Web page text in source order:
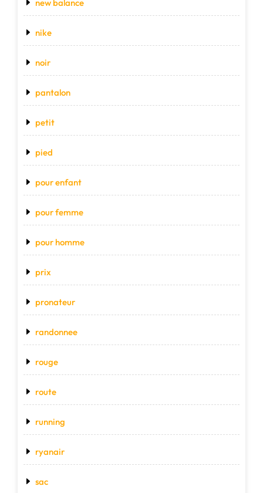
new balance
nike
noir
pantalon
petit
pied
pour enfant
pour femme
pour homme
prix
pronateur
randonnee
rouge
route
running
ryanair
sac